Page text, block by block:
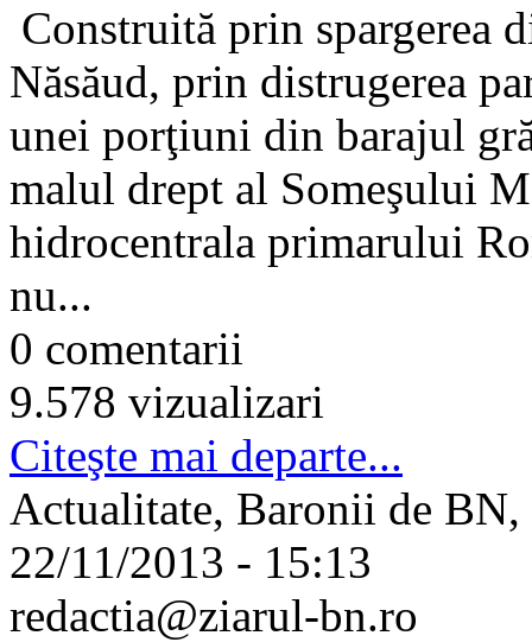
Construită prin spargerea
Năsăud, prin distrugerea
unei porţiuni din barajul
malul drept al Someşului
hidrocentrala primarului
nu...
0 comentarii
9.578 vizualizari
Citeşte mai departe...
Actualitate, Baronii de
22/11/2013 - 15:13
redactia@ziarul-bn.ro